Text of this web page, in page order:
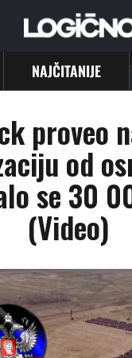
NAJČITANIJE
proveo
od
se 30
(Video)